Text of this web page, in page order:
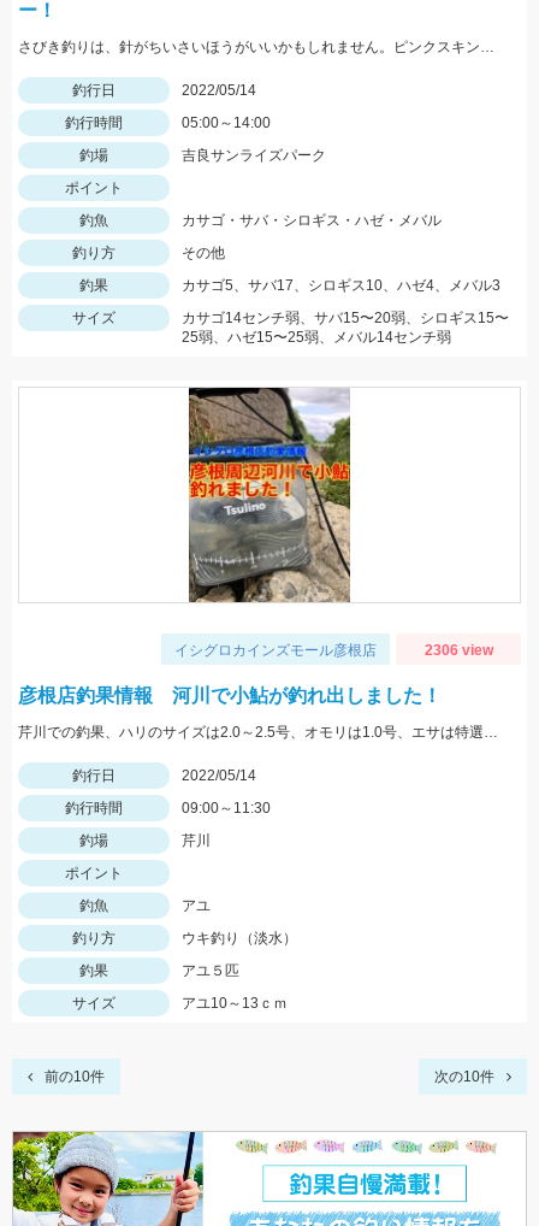
ー！
さびき釣りは、針がちいさいほうがいいかもしれません。ピンクスキンおすすめです。 根魚は、ゴールドイソメがおすすめです。
釣行日
2022/05/14
釣行時間
05:00～14:00
釣場
吉良サンライズパーク
ポイント
釣魚
カサゴ・サバ・シロギス・ハゼ・メバル
釣り方
その他
釣果
カサゴ5、サバ17、シロギス10、ハゼ4、メバル3
サイズ
カサゴ14センチ弱、サバ15〜20弱、シロギス15〜
25弱、ハゼ15〜25弱、メバル14センチ弱
イシグロカインズモール彦根店 2306 view
彦根店釣果情報 河川で小鮎が釣れ出しました！
芹川での釣果、ハリのサイズは2.0～2.5号、オモリは1.0号、エサは特選小鮎まきえと鮎乱舞を混ぜて使用。
釣行日
2022/05/14
釣行時間
09:00～11:30
釣場
芹川
ポイント
釣魚
アユ
釣り方
ウキ釣り（淡水）
釣果
アユ５匹
サイズ
アユ10～13ｃｍ
前の10件 次の10件